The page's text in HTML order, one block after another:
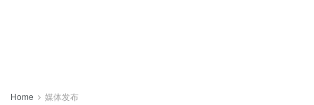
Home 媒体发布